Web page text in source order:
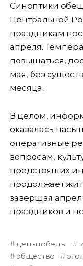
Синоптики
Центральной
праздникам
апреля.
повышаться,
мая, без
месяца.
В целом,
оказалась
оперативные
вопросам,
предстоящих
продолжает
завершая
праздников и
деньпобеды
общество